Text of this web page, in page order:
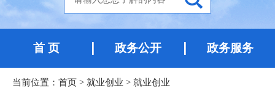
首 页 政务公开 政务服务
当前位置： 首页 > 就业创业 > 就业创业